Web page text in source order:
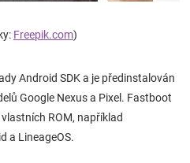
Freepik.com)
Android SDK a je předinstalován
Google Nexus a Pixel. Fastboot
ROM, například
a LineageOS.